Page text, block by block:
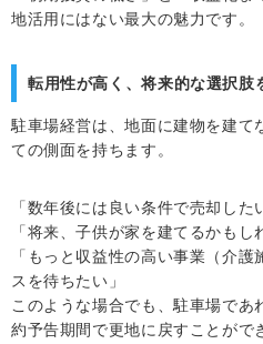
地活用にはない最大の魅力です。
転用性が高く、将来的な選択肢
駐車場経営は、地面に建物を建て
ての側面を持ちます。
「数年後には良い条件で売却した
「将来、子供が家を建てるかもし
「もっと収益性の高い事業（介
スを待ちたい」
このような場合でも、駐車場で
約予告期間で更地に戻すことがで